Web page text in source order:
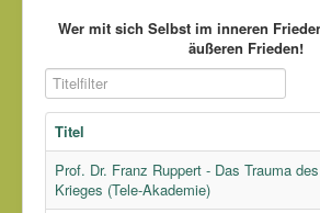
Wer mit sich Selbst im inneren
äußeren Frieden!
Titelfilter
Titel
Prof. Dr. Franz Ruppert - Das Trauma des
Krieges (Tele-Akademie)